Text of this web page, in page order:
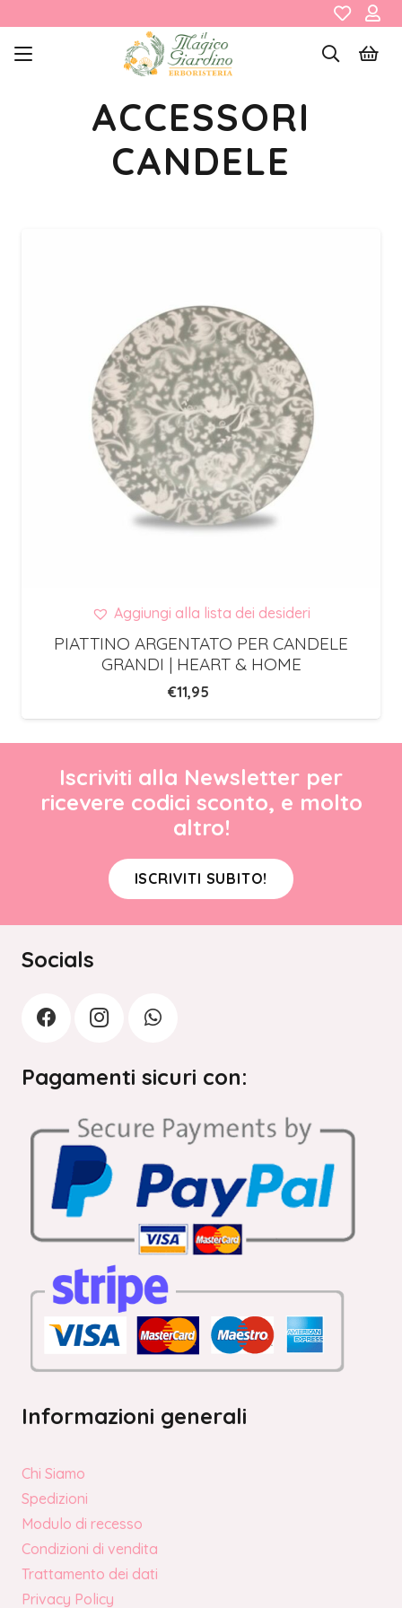
ACCESSORI
CANDELE
Aggiungi alla lista dei desideri
PIATTINO ARGENTATO PER CANDELE
GRANDI | HEART & HOME
€11,95
Iscriviti alla Newsletter per
ricevere codici sconto, e molto
altro!
ISCRIVITI SUBITO!
Socials
Pagamenti sicuri con:
Informazioni generali
Chi Siamo
Spedizioni
Modulo di recesso
Condizioni di vendita
Trattamento dei dati
Privacy Policy